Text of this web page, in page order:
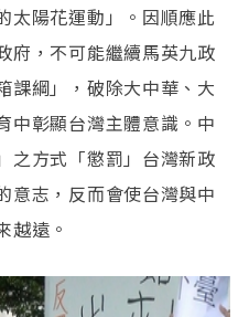
太陽花運動」。因順應此
府，不可能繼續馬英九政
課綱」，破除大中華、大
中彰顯台灣主體意識。中
之方式「懲罰」台灣新政
意志，反而會使台灣與中
越遠。